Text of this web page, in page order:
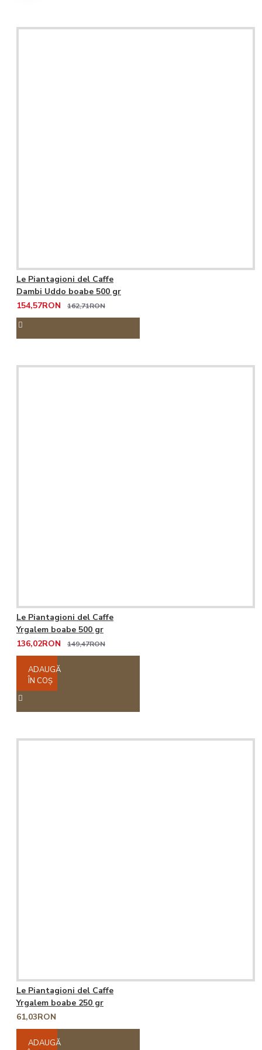
Le Piantagioni del Caffe
Dambi Uddo boabe 500 gr
154,57RON
162,71RON
Le Piantagioni del Caffe
Yrgalem boabe 500 gr
136,02RON
149,47RON
ADAUGĂ
ÎN COŞ
Le Piantagioni del Caffe
Yrgalem boabe 250 gr
61,03RON
ADAUGĂ